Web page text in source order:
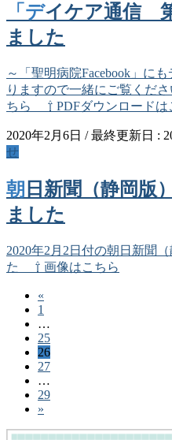
「デイケア通信 第22号」 発行いたし
ました
～「聖明病院Facebook」に
りますので一緒にご覧くだ
ちら ⇧ PDFダウンロードは
2020年2月6日 / 最終更新日 :
せ
朝日新聞（静岡版）に当院が掲載され
ました
2020年2月2日付の朝日新聞
た ⇧ 画像はこちら
ジ
«
ペ
ー
ジ
1
…
ペ
ー
ジ
25
ペ
ー
ジ
26
ペ
ー
ジ
27
…
ペ
ー
ジ
29
»